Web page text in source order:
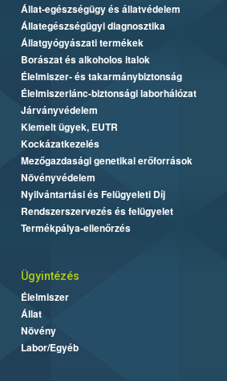
Állat-egészségügy és állatvédelem
Állategészségügyi diagnosztika
Állatgyógyászati termékek
Borászat és alkoholos italok
Élelmiszer- és takarmánybiztonság
Élelmiszerlánc-biztonsági laborhálózat
Járványvédelem
Kiemelt ügyek, EUTR
Kockázatkezelés
Mezőgazdasági genetikai erőforrások
Növényvédelem
Nyilvántartási és Felügyeleti Díj
Rendszerszervezés és felügyelet
Termékpálya-ellenőrzés
Ügyintézés
Élelmiszer
Állat
Növény
Labor/Egyéb